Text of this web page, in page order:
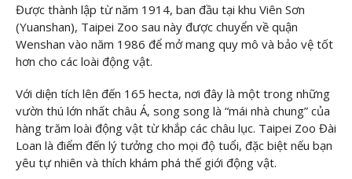
Được thành lập từ năm 1914, ban đầu tại khu Viên Sơn
(Yuanshan), Taipei Zoo sau này được chuyển về quận
Wenshan vào năm 1986 để mở mang quy mô và bảo vệ tốt
hơn cho các loài động vật.
Với diện tích lên đến 165 hecta, nơi đây là một trong những
vườn thú lớn nhất châu Á, song song là “mái nhà chung” của
hàng trăm loài động vật từ khắp các châu lục. Taipei Zoo Đài
Loan là điểm đến lý tưởng cho mọi độ tuổi, đặc biệt nếu bạn
yêu tự nhiên và thích khám phá thế giới động vật.